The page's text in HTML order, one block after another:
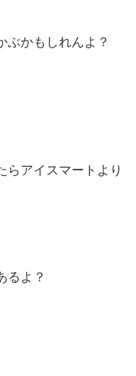
ぶかもしれんよ？
らアイスマートより
るよ？